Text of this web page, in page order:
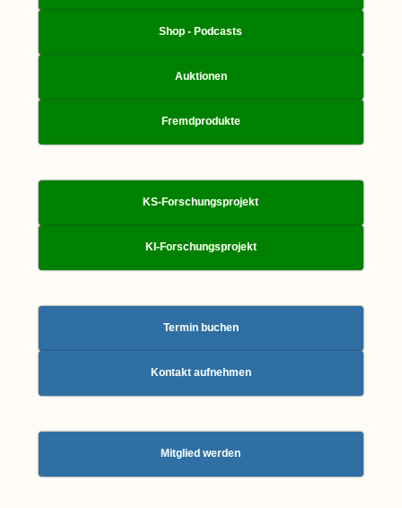
Shop - Podcasts
Auktionen
Fremdprodukte
KS-Forschungsprojekt
KI-Forschungsprojekt
Termin buchen
Kontakt aufnehmen
Mitglied werden